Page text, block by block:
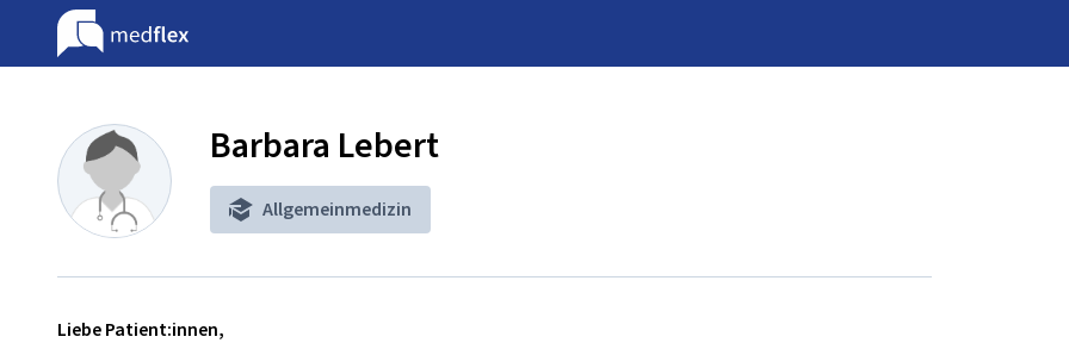
Barbara Lebert
Allgemeinmedizin
Liebe Patient:innen,